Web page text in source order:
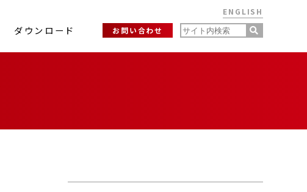
ENGLISH
お問い合わせ
ダウンロード